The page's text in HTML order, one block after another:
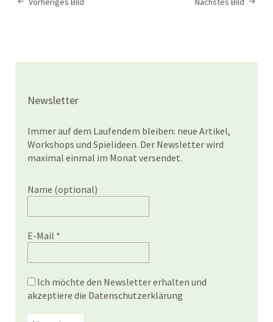
Newsletter
Immer auf dem Laufendem bleiben: neue Artikel,
Workshops und Spielideen. Der Newsletter wird
maximal einmal im Monat versendet.
Name (optional)
E-Mail *
Ich möchte den Newsletter erhalten und
akzeptiere die Datenschutzerklärung